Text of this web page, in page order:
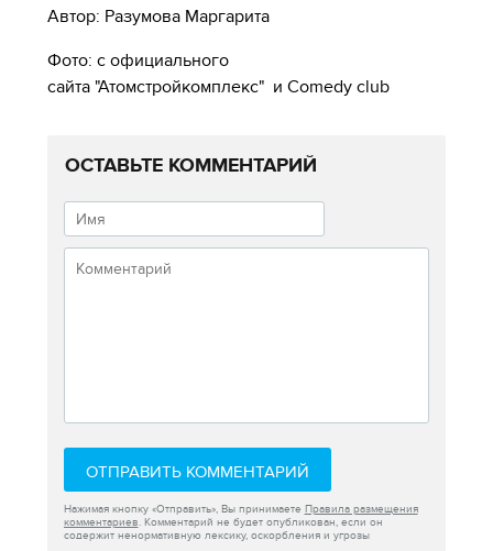
Автор: Разумова Маргарита
Фото: с официального
сайта "Атомстройкомплекс"и Comedy club
ОСТАВЬТЕ КОММЕНТАРИЙ
ОТПРАВИТЬ КОММЕНТАРИЙ
Нажимая кнопку «Отправить», Вы принимаете Правила размещения
комментариев. Комментарий не будет опубликован, если он
содержит ненормативную лексику, оскорбления и угрозы